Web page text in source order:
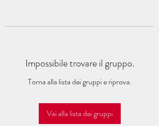
Impossibile trovare il gruppo.
Torna alla lista dei gruppi e riprova.
Vai alla lista dei gruppi